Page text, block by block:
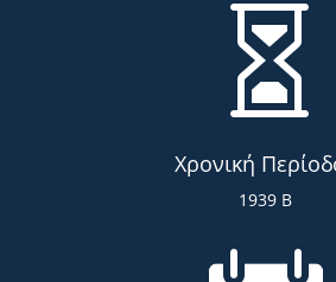

Χρονική
1939 Β